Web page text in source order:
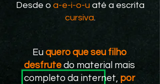
Desde o a-e-i-o-u até a escrita
cursiva.
Eu quero que seu filho
desfrute do material mais
completo da internet, por